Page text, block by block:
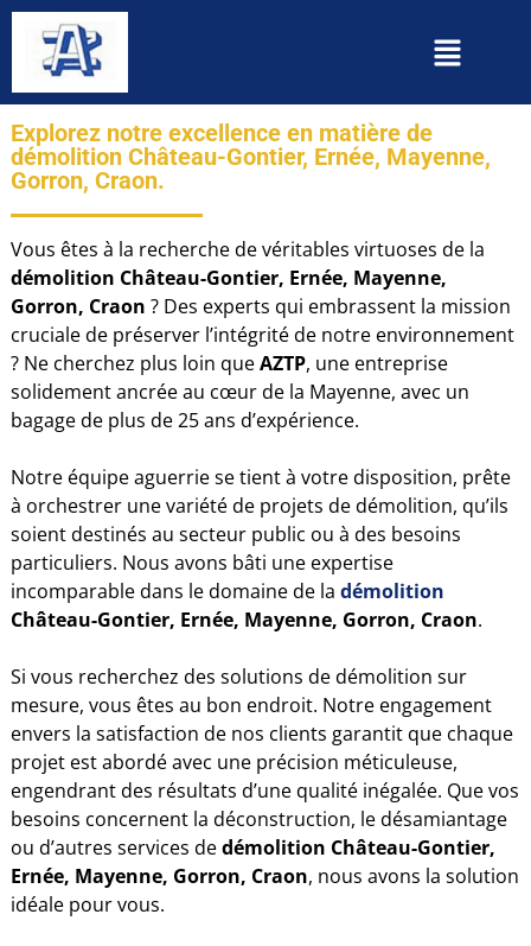
Explorez notre excellence en matière de
démolition Château-Gontier, Ernée, Mayenne,
Gorron, Craon.
Vous êtes à la recherche de véritables virtuoses de la
démolition Château-Gontier, Ernée, Mayenne,
Gorron, Craon ? Des experts qui embrassent la mission
cruciale de préserver l’intégrité de notre environnement
? Ne cherchez plus loin queAZTP, une entreprise
solidement ancrée au cœur de la Mayenne, avec un
bagage de plus de 25 ans d’expérience.
Notre équipe aguerrie se tient à votre disposition, prête
à orchestrer une variété de projets de démolition, qu’ils
soient destinés au secteur public ou à des besoins
particuliers. Nous avons bâti une expertise
incomparable dans le domaine de la démolition
Château-Gontier, Ernée, Mayenne, Gorron, Craon.
Si vous recherchez des solutions de démolition sur
mesure, vous êtes au bon endroit. Notre engagement
envers la satisfaction de nos clients garantit que chaque
projet est abordé avec une précision méticuleuse,
engendrant des résultats d’une qualité inégalée. Que vos
besoins concernent la déconstruction, le désamiantage
ou d’autres services dedémolition Château-Gontier,
Ernée, Mayenne, Gorron, Craon, nous avons la solution
idéale pour vous.